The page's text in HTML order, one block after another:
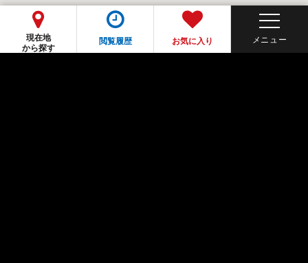
現在地
から探す
閲覧履歴 お気に入り